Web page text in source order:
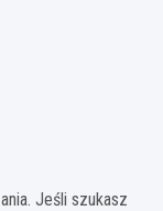
Jeśli szukasz